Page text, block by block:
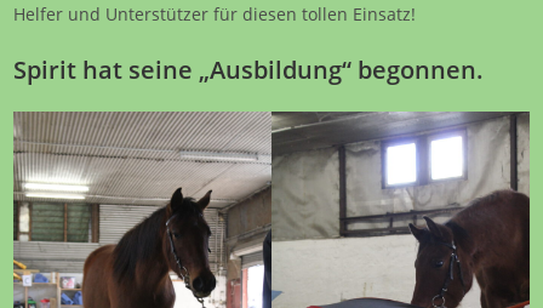
Helfer und Unterstützer für diesen tollen Einsatz!
Spirit hat seine „Ausbildung“ begonnen.